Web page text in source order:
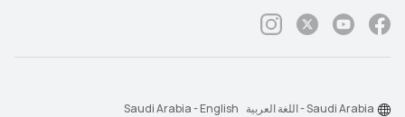
Saudi Arabia - اللغة العربية Saudi Arabia - English